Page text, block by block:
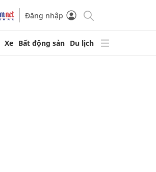
Đăng nhập
Xe Bất động sản Du lịch